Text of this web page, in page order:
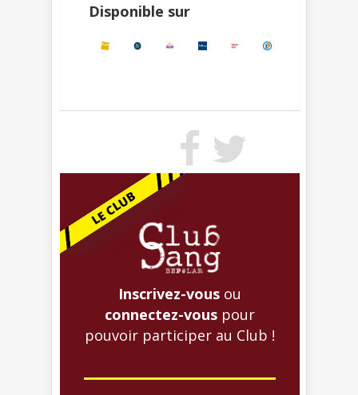
Disponible sur
Inscrivez-vous ou
connectez-vous pour
pouvoir participer au Club !